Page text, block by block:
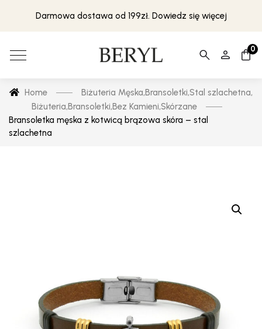
Darmowa dostawa od 199zł. Dowiedz się więcej
0
Home Biżuteria Męska,Bransoletki,Stal szlachetna,
Biżuteria,Bransoletki,Bez Kamieni,Skórzane
Bransoletka męska z kotwicą brązowa skóra – stal
szlachetna